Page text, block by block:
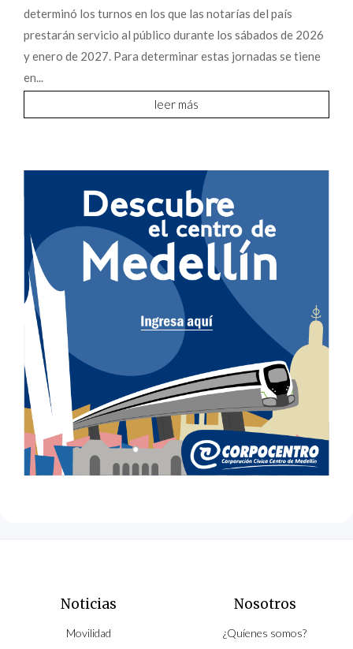
determinó los turnos en los que las notarías del país
prestarán servicio al público durante los sábados de 2026
y enero de 2027. Para determinar estas jornadas se tiene
en...
leer más
Noticias
Movilidad
Nosotros
¿Quíenes somos?